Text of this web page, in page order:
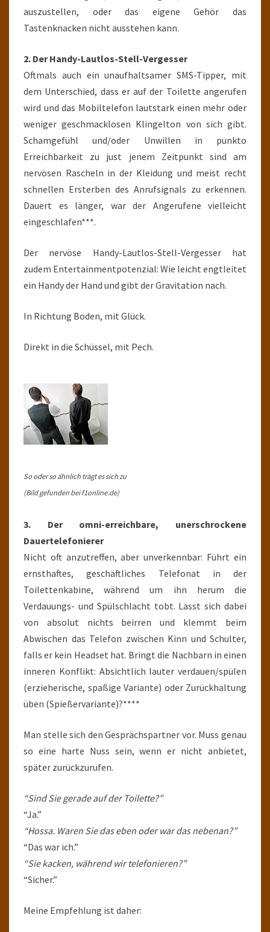
auszustellen, oder das eigene Gehör das
Tastenknacken nicht ausstehen kann.
2. Der Handy-Lautlos-Stell-Vergesser
Oftmals auch ein unaufhaltsamer SMS-Tipper, mit
dem Unterschied, dass er auf der Toilette angerufen
wird und das Mobiltelefon lautstark einen mehr oder
weniger geschmacklosen Klingelton von sich gibt.
Schamgefühl und/oder Unwillen in punkto
Erreichbarkeit zu just jenem Zeitpunkt sind am
nervösen Rascheln in der Kleidung und meist recht
schnellen Ersterben des Anrufsignals zu erkennen.
Dauert es länger, war der Angerufene vielleicht
eingeschlafen***.
Der nervöse Handy-Lautlos-Stell-Vergesser hat
zudem Entertainmentpotenzial: Wie leicht engtleitet
ein Handy der Hand und gibt der Gravitation nach.
In Richtung Boden, mit Glück.
Direkt in die Schüssel, mit Pech.
So oder so ähnlich trägt es sich zu
(Bild gefunden bei f1online.de)
3. Der omni-erreichbare, unerschrockene
Dauertelefonierer
Nicht oft anzutreffen, aber unverkennbar: Führt ein
ernsthaftes, geschäftliches Telefonat in der
Toilettenkabine, während um ihn herum die
Verdauungs- und Spülschlacht tobt. Lässt sich dabei
von absolut nichts beirren und klemmt beim
Abwischen das Telefon zwischen Kinn und Schulter,
falls er kein Headset hat. Bringt die Nachbarn in einen
inneren Konflikt: Absichtlich lauter verdauen/spülen
(erzieherische, spaßige Variante) oder Zurückhaltung
üben (Spießervariante)?****
Man stelle sich den Gesprächspartner vor. Muss genau
so eine harte Nuss sein, wenn er nicht anbietet,
später zurückzurufen.
“Sind Sie gerade auf der Toilette?”
“Ja.”
“Hossa. Waren Sie das eben oder war das nebenan?”
“Das war ich.”
“Sie kacken, während wir telefonieren?”
“Sicher.”
Meine Empfehlung ist daher: